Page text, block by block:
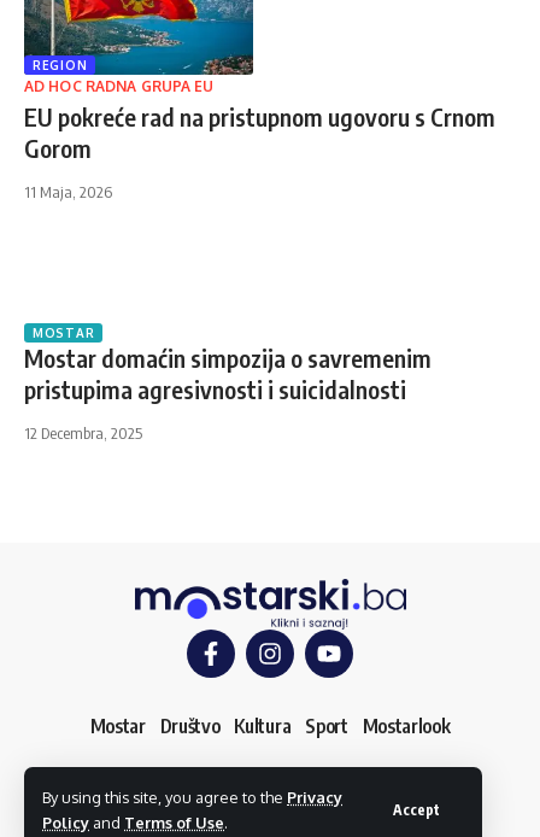
By using this site, you agree to the Privacy
Policy and Terms of Use.
Accept
REGION
AD HOC RADNA GRUPA EU
EU pokreće rad na pristupnom ugovoru s Crnom
Gorom
11 Maja, 2026
MOSTAR
Mostar domaćin simpozija o savremenim
pristupima agresivnosti i suicidalnosti
12 Decembra, 2025
Mostar Društvo Kultura Sport Mostarlook
O nama Impressum Uslovi korištenja Kontakt